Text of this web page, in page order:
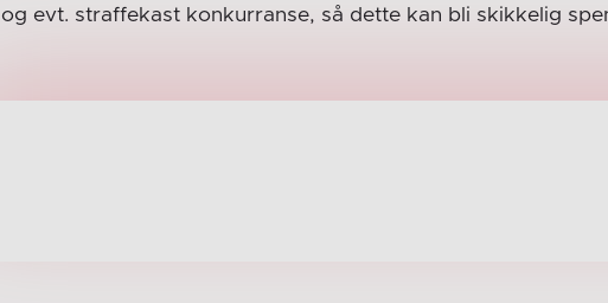
og evt. straffekast konkurranse, så dette kan bli skikkelig